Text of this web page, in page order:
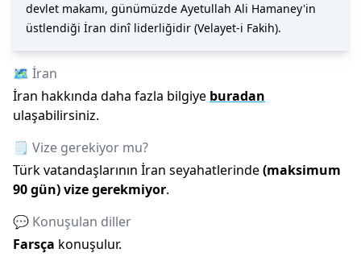
devlet makamı, günümüzde Ayetullah Ali Hamaney'in
üstlendiği İran dinî liderliğidir (Velayet-i Fakih).
🗺️ İran
İran hakkında daha fazla bilgiye buradan
ulaşabilirsiniz.
🗒️ Vize gerekiyor mu?
Türk vatandaşlarının İran seyahatlerinde(maksimum
90gün)vize gerekmiyor.
💬 Konuşulan diller
Farsça konuşulur.